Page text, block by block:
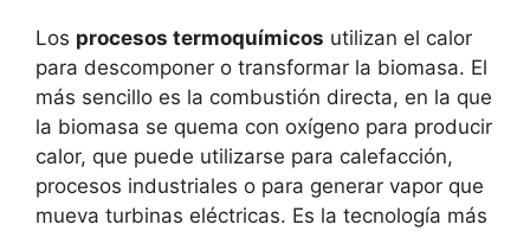
Los procesos termoquímicos utilizan el calor
para descomponer o transformar la biomasa. El
más sencillo es la combustión directa, en la que
la biomasa se quema con oxígeno para producir
calor, que puede utilizarse para calefacción,
procesos industriales o para generar vapor que
mueva turbinas eléctricas. Es la tecnología más